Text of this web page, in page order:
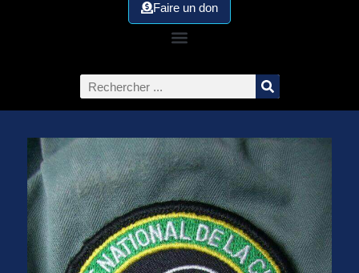
Faire un don